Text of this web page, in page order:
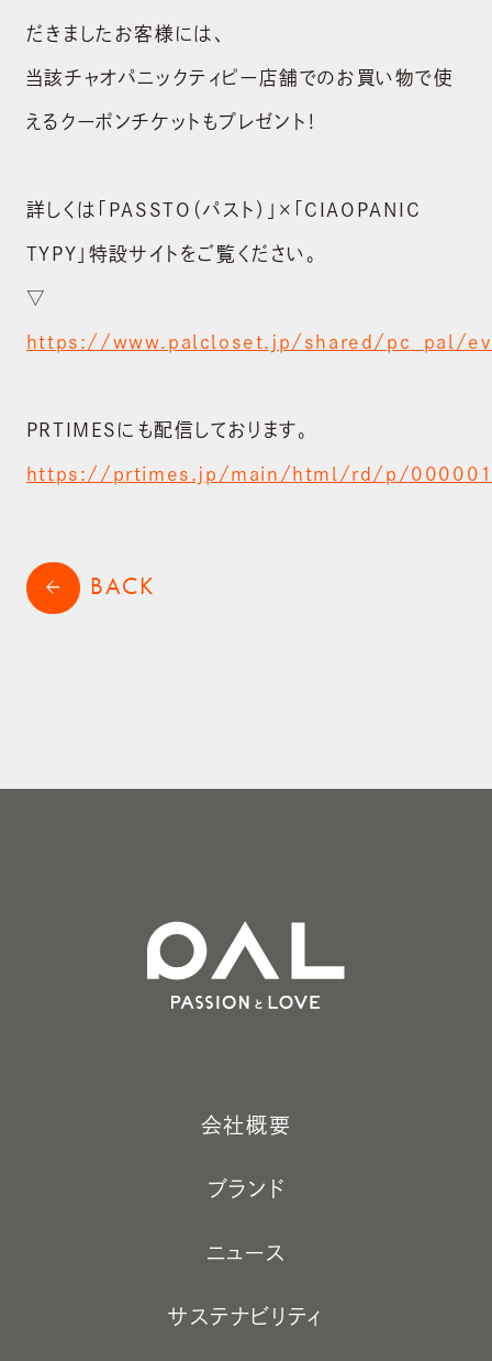
お問い合わせ
arrow_back BACK
だきましたお客様には、
当該チャオパニックティピー店舗でのお買い物で使
えるクーポンチケットもプレゼント！
詳しくは「PASSTO（パスト）」×「CIAOPANIC
TYPY」特設サイトをご覧ください。
▽
https://www.palcloset.jp/shared/pc_pal/
PRTIMESにも配信しております。
https://prtimes.jp/main/html/rd/p/
会社概要
ブランド
ニュース
サステナビリティ